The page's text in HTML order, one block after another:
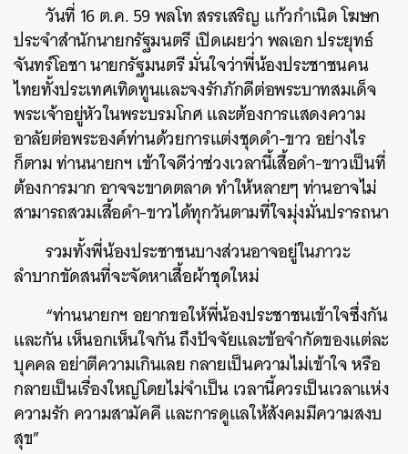
วันที่ 16 ต.ค. 59 พลโท สรรเสริญ แก้วกำเนิด โฆษก
ประจำสำนักนายกรัฐมนตรี เปิดเผยว่า พลเอก ประยุทธ์
จันทร์โอชา นายกรัฐมนตรี มั่นใจว่าพี่น้องประชาชนคน
ไทยทั้งประเทศเทิดทูนและจงรักภักดีต่อพระบาทสมเด็จ
พระเจ้าอยู่หัวในพระบรมโกศ และต้องการแสดงความ
อาลัยต่อพระองค์ท่านด้วยการแต่งชุดดำ-ขาว อย่างไร
ก็ตาม ท่านนายกฯ เข้าใจดีว่าช่วงเวลานี้เสื้อดำ-ขาวเป็นที่
ต้องการมาก อาจจะขาดตลาด ทำให้หลายๆ ท่านอาจไม่
สามารถสวมเสื้อดำ-ขาวได้ทุกวันตามที่ใจมุ่งมั่นปรารถนา
รวมทั้งพี่น้องประชาชนบางส่วนอาจอยู่ในภาวะ
ลำบากขัดสนที่จะจัดหาเสื้อผ้าชุดใหม่
“ท่านนายกฯ อยากขอให้พี่น้องประชาชนเข้าใจซึ่งกัน
และกัน เห็นอกเห็นใจกัน ถึงปัจจัยและข้อจำกัดของแต่ละ
บุคคล อย่าตีความเกินเลย กลายเป็นความไม่เข้าใจ หรือ
กลายเป็นเรื่องใหญ่โดยไม่จำเป็น เวลานี้ควรเป็นเวลาแห่ง
ความรัก ความสามัคคี และการดูแลให้สังคมมีความสงบ
สุข”